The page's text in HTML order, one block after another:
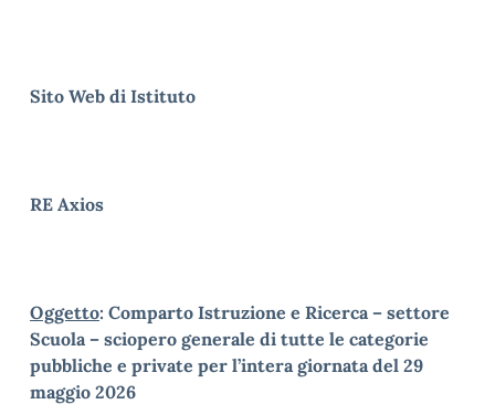
Sito Web di Istituto
RE Axios
Oggetto: Comparto Istruzione e Ricerca – settore
Scuola – sciopero generale di tutte le categorie
pubbliche e private per l’intera giornata del 29
maggio 2026